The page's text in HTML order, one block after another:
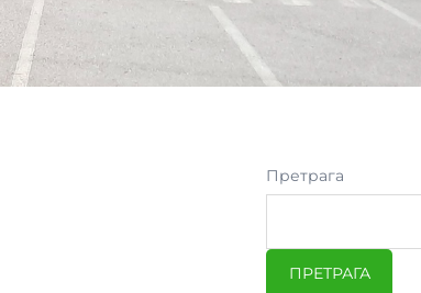
Претрага
ПРЕТРАГА